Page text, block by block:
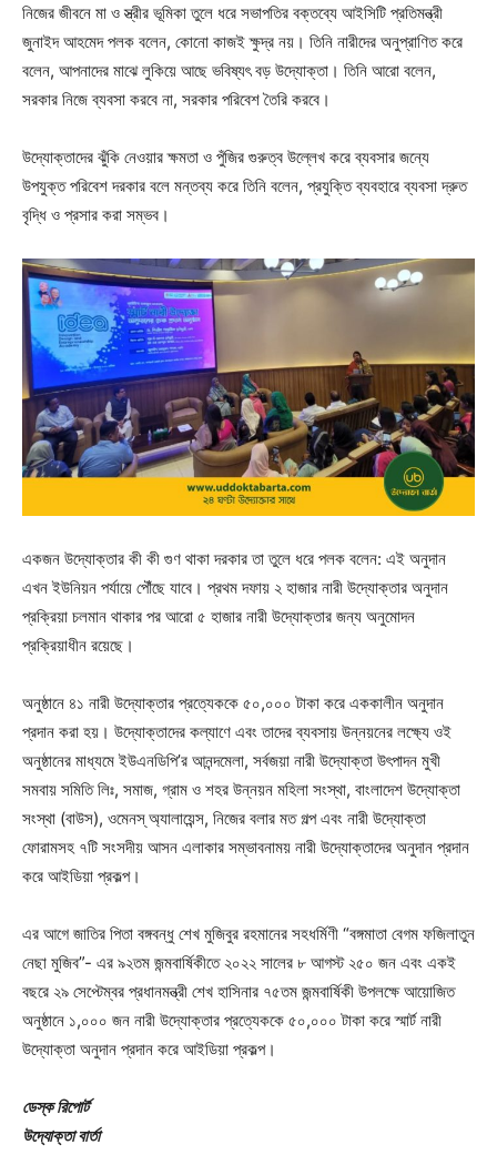
নিজের জীবনে মা ও স্ত্রীর ভূমিকা তুলে ধরে সভাপতির বক্তব্যে আইসিটি প্রতিমন্ত্রী
জুনাইদ আহমেদ পলক বলেন, কোনো কাজই ক্ষুদ্র নয়। তিনি নারীদের অনুপ্রাণিত করে
বলেন, আপনাদের মাঝে লুকিয়ে আছে ভবিষ্যৎ বড় উদ্যোক্তা। তিনি আরো বলেন,
সরকার নিজে ব্যবসা করবে না, সরকার পরিবেশ তৈরি করবে।
উদ্যোক্তাদের ঝুঁকি নেওয়ার ক্ষমতা ও পুঁজির গুরুত্ব উল্লেখ করে ব্যবসার জন্যে
উপযুক্ত পরিবেশ দরকার বলে মন্তব্য করে তিনি বলেন, প্রযুক্তি ব্যবহারে ব্যবসা দ্রুত
বৃদ্ধি ও প্রসার করা সম্ভব।
একজন উদ্যোক্তার কী কী গুণ থাকা দরকার তা তুলে ধরে পলক বলেন: এই অনুদান
এখন ইউনিয়ন পর্যায়ে পৌঁছে যাবে। প্রথম দফায় ২ হাজার নারী উদ্যোক্তার অনুদান
প্রক্রিয়া চলমান থাকার পর আরো ৫ হাজার নারী উদ্যোক্তার জন্য অনুমোদন
প্রক্রিয়াধীন রয়েছে।
অনুষ্ঠানে ৪১ নারী উদ্যোক্তার প্রত্যেককে ৫০,০০০ টাকা করে এককালীন অনুদান
প্রদান করা হয়। উদ্যোক্তাদের কল্যাণে এবং তাদের ব্যবসায় উন্নয়নের লক্ষ্যে ওই
অনুষ্ঠানের মাধ্যমে ইউএনডিপি’র আনন্দমেলা, সর্বজয়া নারী উদ্যোক্তা উৎপাদন মুখী
সমবায় সমিতি লিঃ, সমাজ, গ্রাম ও শহর উন্নয়ন মহিলা সংস্থা, বাংলাদেশ উদ্যোক্তা
সংস্থা (বাউস), ওমেনস্ অ্যালায়েন্স, নিজের বলার মত গল্প এবং নারী উদ্যোক্তা
ফোরামসহ ৭টি সংসদীয় আসন এলাকার সম্ভাবনাময় নারী উদ্যোক্তাদের অনুদান প্রদান
করে আইডিয়া প্রকল্প।
এর আগে জাতির পিতা বঙ্গবন্ধু শেখ মুজিবুর রহমানের সহধর্মিণী “বঙ্গমাতা বেগম ফজিলাতুন
নেছা মুজিব”- এর ৯২তম জন্মবার্ষিকীতে ২০২২ সালের ৮ আগস্ট ২৫০ জন এবং একই
বছরে ২৯ সেপ্টেম্বর প্রধানমন্ত্রী শেখ হাসিনার ৭৫তম জন্মবার্ষিকী উপলক্ষে আয়োজিত
অনুষ্ঠানে ১,০০০ জন নারী উদ্যোক্তার প্রত্যেককে ৫০,০০০ টাকা করে স্মার্ট নারী
উদ্যোক্তা অনুদান প্রদান করে আইডিয়া প্রকল্প।
ডেস্ক রিপোর্ট
উদ্যোক্তা বার্তা